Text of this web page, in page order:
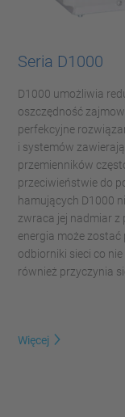
Seria D1000
D1000 umożliwia
oszczędność
perfekcyjne
i systemów
przemienników
przeciwieństwie do
hamujących D1000
zwraca jej nadmiar z
energia może
odbiorniki sieci co
również przyczynia
Więcej